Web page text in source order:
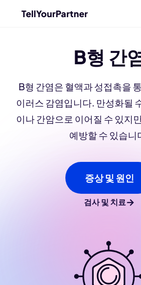
TellYourPartner
B형 간
B형 간염은 혈액과 성접촉을
이러스 감염입니다. 만성화될
이나 간암으로 이어질 수 있지
예방할 수 있습니
증상 및 원인
검사 및 치료→